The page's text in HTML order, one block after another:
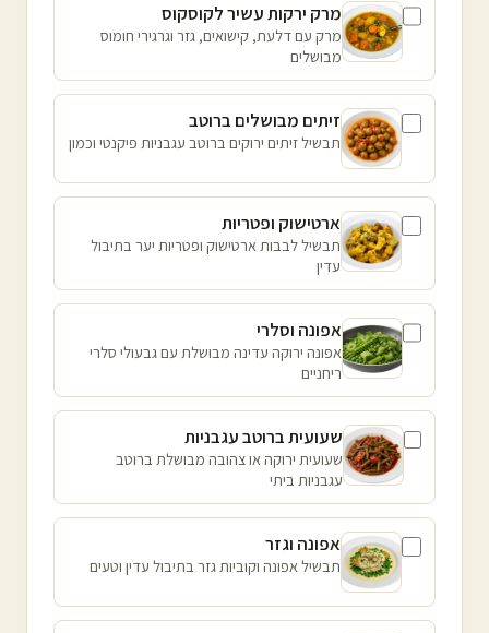
מרק ירקות עשיר לקוסקוס
מרק עם דלעת, קישואים, גזר וגרגירי חומוס
מבושלים
זיתים מבושלים ברוטב
תבשיל זיתים ירוקים ברוטב עגבניות פיקנטי וכמון
ארטישוק ופטריות
תבשיל לבבות ארטישוק ופטריות יער בתיבול
עדין
אפונה וסלרי
אפונה ירוקה עדינה מבושלת עם גבעולי סלרי
ריחניים
שעועית ברוטב עגבניות
שעועית ירוקה או צהובה מבושלת ברוטב
עגבניות ביתי
אפונה וגזר
תבשיל אפונה וקוביות גזר בתיבול עדין וטעים